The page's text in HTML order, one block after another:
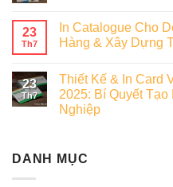
23
Th7
In Catalogue Cho
Hàng & Xây Dựng
23
Th7
Thiết Kế & In Card
2025: Bí Quyết
Nghiệp
DANH MỤC